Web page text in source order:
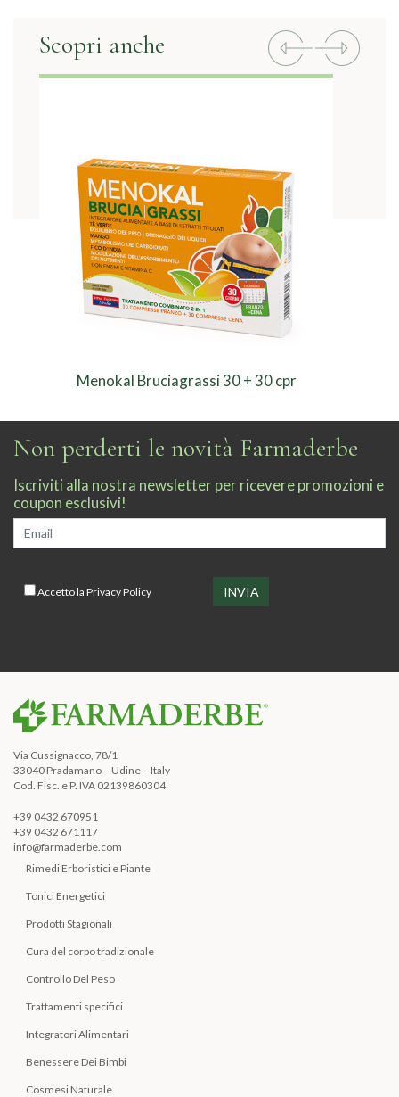
Scopri anche Previous
Menokal Bruciagrassi 30 + 30 cpr
Non perderti le novità Farmaderbe
Iscriviti alla nostra newsletter per ricevere promozioni e
coupon esclusivi!
Accetto la Privacy Policy
Via Cussignacco, 78/1
33040 Pradamano – Udine – Italy
Cod. Fisc. e P. IVA 02139860304
+39 0432 670951
+39 0432 671117
info@farmaderbe.com
Rimedi Erboristici e Piante
Tonici Energetici
Prodotti Stagionali
Cura del corpo tradizionale
Controllo Del Peso
Trattamenti specifici
Integratori Alimentari
Benessere Dei Bimbi
Cosmesi Naturale